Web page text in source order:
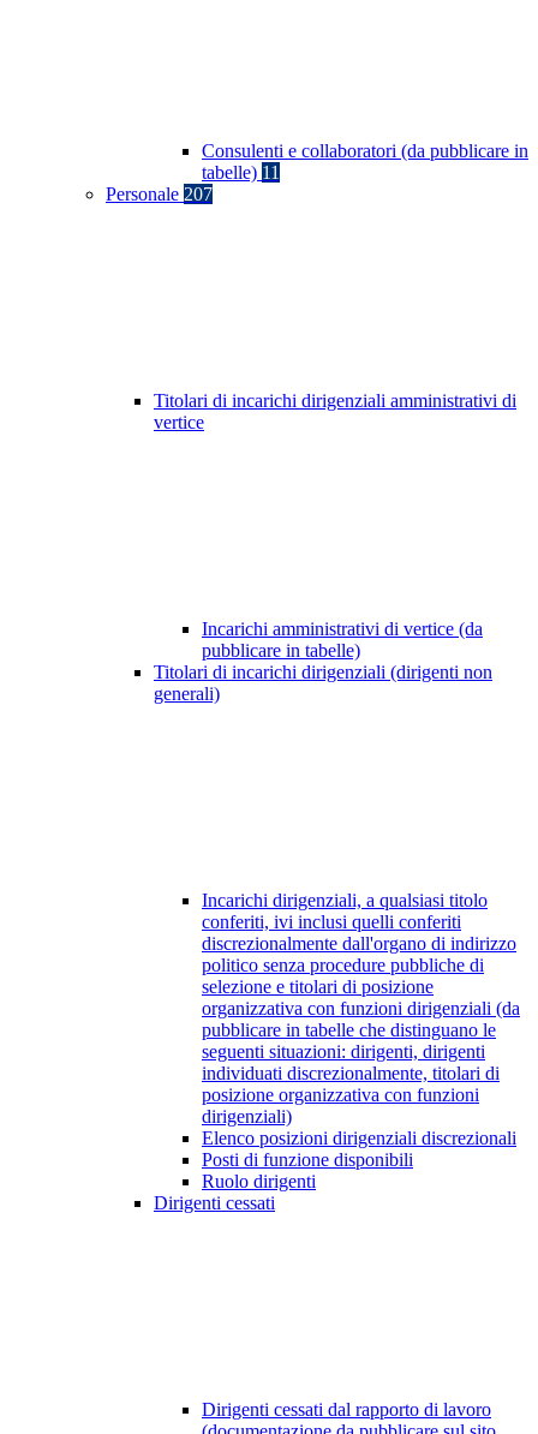
Consulenti e collaboratori (da pubblicare in
tabelle) 11
Personale 207
Titolari di incarichi dirigenziali amministrativi di
vertice
Incarichi amministrativi di vertice (da
pubblicare in tabelle)
Titolari di incarichi dirigenziali (dirigenti non
generali)
Incarichi dirigenziali, a qualsiasi titolo
conferiti, ivi inclusi quelli conferiti
discrezionalmente dall'organo di indirizzo
politico senza procedure pubbliche di
selezione e titolari di posizione
organizzativa con funzioni dirigenziali (da
pubblicare in tabelle che distinguano le
seguenti situazioni: dirigenti, dirigenti
individuati discrezionalmente, titolari di
posizione organizzativa con funzioni
dirigenziali)
Elenco posizioni dirigenziali discrezionali
Posti di funzione disponibili
Ruolo dirigenti
Dirigenti cessati
Dirigenti cessati dal rapporto di lavoro